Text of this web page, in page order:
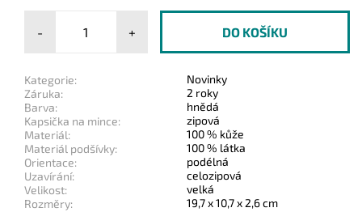
- +
Kategorie:
Novinky
Záruka:
2 roky
Barva:
hnědá
Kapsička na mince:
zipová
Materiál:
100 % kůže
Materiál podšívky:
100 % látka
Orientace:
podélná
Uzavírání:
celozipová
Velikost:
velká
Rozměry:
19,7 x 10,7 x 2,6 cm